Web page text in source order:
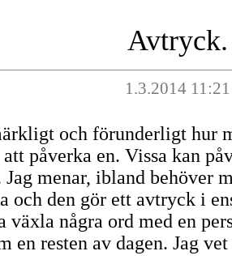
Avtryck.
1.3.2014 11:21
och förunderligt hur
påverka en. Vissa kan
Jag menar, ibland behöver
och den gör ett avtryck i
växla några ord med en
en resten av dagen. Jag